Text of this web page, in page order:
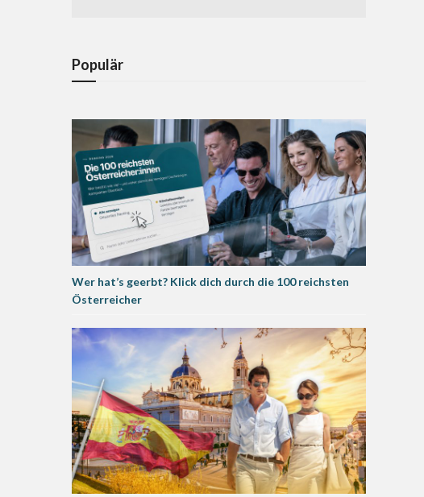
Populär
Wer hat’s geerbt? Klick dich durch die 100 reichsten
Österreicher